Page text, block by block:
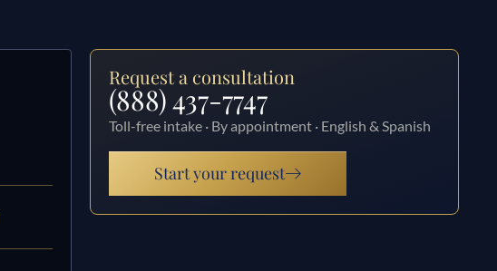
Request a consultation
(888) 437-7747
Toll-free intake · By appointment · English & Spanish
Start your request